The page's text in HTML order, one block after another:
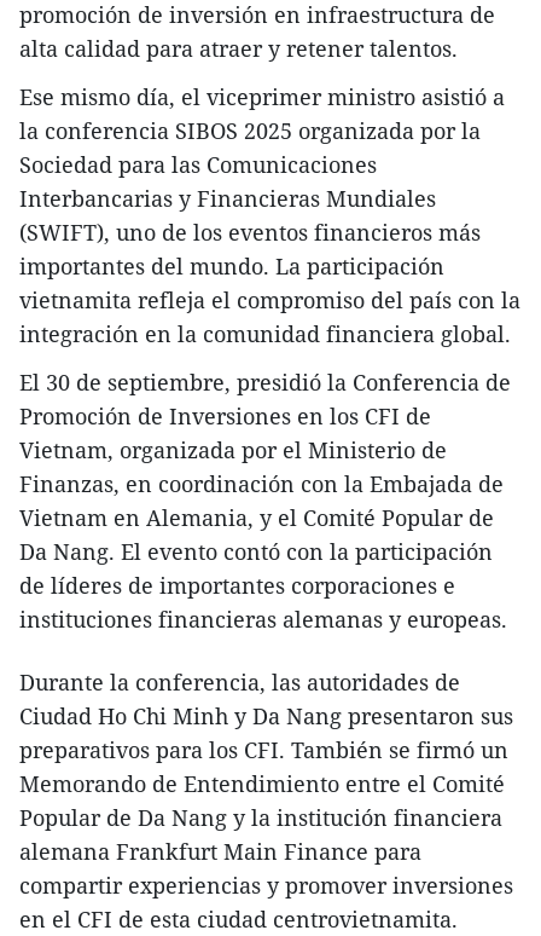
promoción de inversión en infraestructura de
alta calidad para atraer y retener talentos.
Ese mismo día, el viceprimer ministro asistió a
la conferencia SIBOS 2025 organizada por la
Sociedad para las Comunicaciones
Interbancarias y Financieras Mundiales
(SWIFT), uno de los eventos financieros más
importantes del mundo. La participación
vietnamita refleja el compromiso del país con la
integración en la comunidad financiera global.
El 30 de septiembre, presidió la Conferencia de
Promoción de Inversiones en los CFI de
Vietnam, organizada por el Ministerio de
Finanzas, en coordinación con la Embajada de
Vietnam en Alemania, y el Comité Popular de
Da Nang. El evento contó con la participación
de líderes de importantes corporaciones e
instituciones financieras alemanas y europeas.
Durante la conferencia, las autoridades de
Ciudad Ho Chi Minh y Da Nang presentaron sus
preparativos para los CFI. También se firmó un
Memorando de Entendimiento entre el Comité
Popular de Da Nang y la institución financiera
alemana Frankfurt Main Finance para
compartir experiencias y promover inversiones
en el CFI de esta ciudad centrovietnamita.